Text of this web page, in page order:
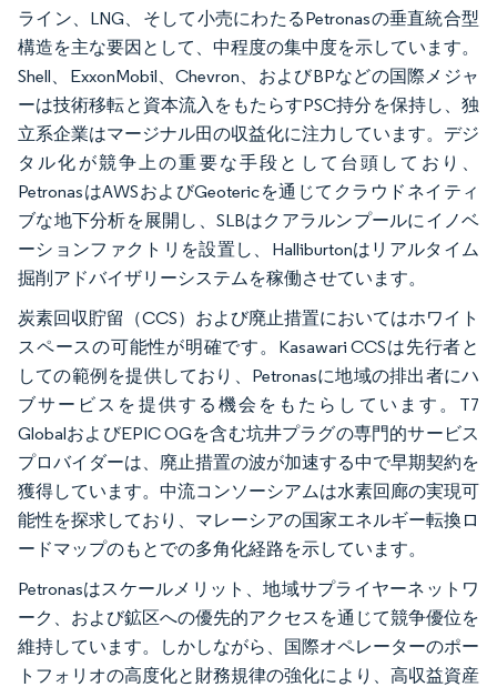
ライン、LNG、そして小売にわたるPetronasの垂直統合型
構造を主な要因として、中程度の集中度を示しています。
Shell、ExxonMobil、Chevron、およびBPなどの国際メジャ
ーは技術移転と資本流入をもたらすPSC持分を保持し、独
立系企業はマージナル田の収益化に注力しています。デジ
タル化が競争上の重要な手段として台頭しており、
PetronasはAWSおよびGeotericを通じてクラウドネイティ
ブな地下分析を展開し、SLBはクアラルンプールにイノベ
ーションファクトリを設置し、Halliburtonはリアルタイム
掘削アドバイザリーシステムを稼働させています。
炭素回収貯留（CCS）および廃止措置においてはホワイト
スペースの可能性が明確です。Kasawari CCSは先行者と
しての範例を提供しており、Petronasに地域の排出者にハ
ブサービスを提供する機会をもたらしています。T7
GlobalおよびEPIC OGを含む坑井プラグの専門的サービス
プロバイダーは、廃止措置の波が加速する中で早期契約を
獲得しています。中流コンソーシアムは水素回廊の実現可
能性を探求しており、マレーシアの国家エネルギー転換ロ
ードマップのもとでの多角化経路を示しています。
Petronasはスケールメリット、地域サプライヤーネットワ
ーク、および鉱区への優先的アクセスを通じて競争優位を
維持しています。しかしながら、国際オペレーターのポー
トフォリオの高度化と財務規律の強化により、高収益資産